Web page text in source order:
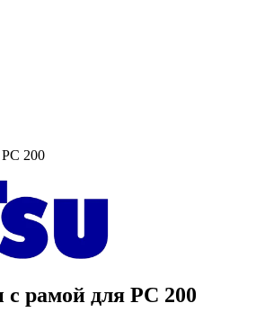
200
рамой для PC 200